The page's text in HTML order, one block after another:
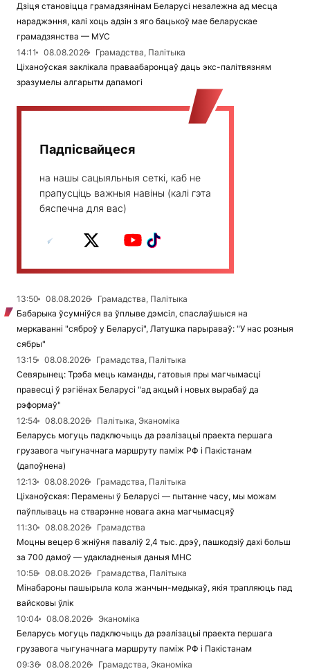
Дзіця становіцца грамадзянінам Беларусі незалежна ад месца
нараджэння, калі хоць адзін з яго бацькоў мае беларускае
грамадзянства — МУС
14:11
08.08.2026
Грамадства, Палітыка
Ціханоўская заклікала праваабаронцаў даць экс-палітвязням
зразумелы алгарытм дапамогі
Падпісвайцеся
на нашы сацыяльныя сеткі, каб не
прапусціць важныя навіны (калі гэта
бяспечна для вас)
13:50 08.08.2026
Грамадства, Палітыка
Бабарыка ўсумніўся ва ўплыве дэмсіл, спаслаўшыся на
меркаванні "сяброў у Беларусі", Латушка парыраваў: "У нас розныя
сябры"
13:15
08.08.2026
Грамадства, Палітыка
Севярынец: Трэба мець каманды, гатовыя пры магчымасці
правесці ў рэгіёнах Беларусі "ад акцый і новых вырабаў да
рэформаў"
12:54
08.08.2026
Палітыка, Эканоміка
Беларусь могуць падключыць да рэалізацыі праекта першага
грузавога чыгуначнага маршруту паміж РФ і Пакістанам
(дапоўнена)
12:13
08.08.2026
Грамадства, Палітыка
Ціханоўская: Перамены ў Беларусі — пытанне часу, мы можам
паўплываць на стварэнне новага акна магчымасцяў
11:30
08.08.2026
Грамадства
Моцны вецер 6 жніўня паваліў 2,4 тыс. дрэў, пашкодзіў дахі больш
за 700 дамоў — удакладненыя даныя МНС
10:58
08.08.2026
Грамадства, Палітыка
Мінабароны пашырыла кола жанчын-медыкаў, якія трапляюць пад
вайсковы ўлік
10:04
08.08.2026
Эканоміка
Беларусь могуць падключыць да рэалізацыі праекта першага
грузавога чыгуначнага маршруту паміж РФ і Пакістанам
09:36
08.08.2026
Грамадства, Эканоміка